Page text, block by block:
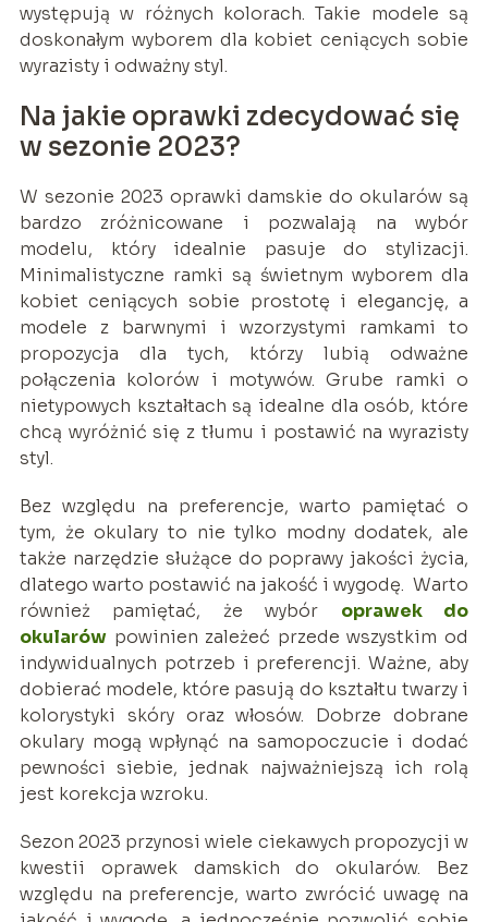
występują w różnych kolorach. Takie modele są
doskonałym wyborem dla kobiet ceniących sobie
wyrazisty i odważny styl.
Na jakie oprawki zdecydować się
w sezonie 2023?
W sezonie 2023 oprawki damskie do okularów są
bardzo zróżnicowane i pozwalają na wybór
modelu, który idealnie pasuje do stylizacji.
Minimalistyczne ramki są świetnym wyborem dla
kobiet ceniących sobie prostotę i elegancję, a
modele z barwnymi i wzorzystymi ramkami to
propozycja dla tych, którzy lubią odważne
połączenia kolorów i motywów. Grube ramki o
nietypowych kształtach są idealne dla osób, które
chcą wyróżnić się z tłumu i postawić na wyrazisty
styl.
Bez względu na preferencje, warto pamiętać o
tym, że okulary to nie tylko modny dodatek, ale
także narzędzie służące do poprawy jakości życia,
dlatego warto postawić na jakość i wygodę. Warto
również pamiętać, że wybór oprawek do
okularówpowinien zależeć przede wszystkim od
indywidualnych potrzeb i preferencji. Ważne, aby
dobierać modele, które pasują do kształtu twarzy i
kolorystyki skóry oraz włosów. Dobrze dobrane
okulary mogą wpłynąć na samopoczucie i dodać
pewności siebie, jednak najważniejszą ich rolą
jest korekcja wzroku.
Sezon 2023 przynosi wiele ciekawych propozycji w
kwestii oprawek damskich do okularów. Bez
względu na preferencje, warto zwrócić uwagę na